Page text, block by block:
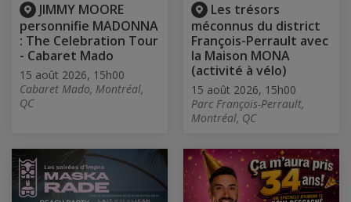
JIMMY MOORE
personnifie MADONNA
: The Celebration Tour
- Cabaret Mado
15 août 2026, 15h00
Cabaret Mado, Montréal,
QC
Les trésors
méconnus du district
François-Perrault avec
la Maison MONA
(activité à vélo)
15 août 2026, 15h00
Parc François-Perrault,
Montréal, QC